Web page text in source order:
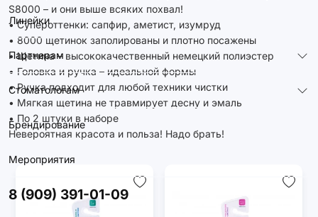
Линейки
Партнерам
Стоматологам
Брендирование
Мероприятия
8 (909) 391-01-09
S8000 – и они выше всяких похвал!
• Супероттенки: сапфир, аметист, изумруд
• 8000 щетинок заполированы и плотно посажены
• Щетина – высококачественный немецкий полиэстер
• Головка и ручка – идеальной формы
• Ручка подходит для любой техники чистки
• Мягкая щетина не травмирует десну и эмаль
• По 2 штуки в наборе
Невероятная красота и польза! Надо брать!